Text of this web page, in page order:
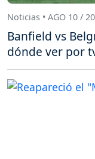
Noticias • AGO 10 /
Banfield vs
dónde ver por